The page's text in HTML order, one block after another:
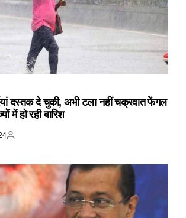
दस्तक दे चुकी, अभी टला नहीं चक्रवात फेंगल
में हो रही बारिश
Posted